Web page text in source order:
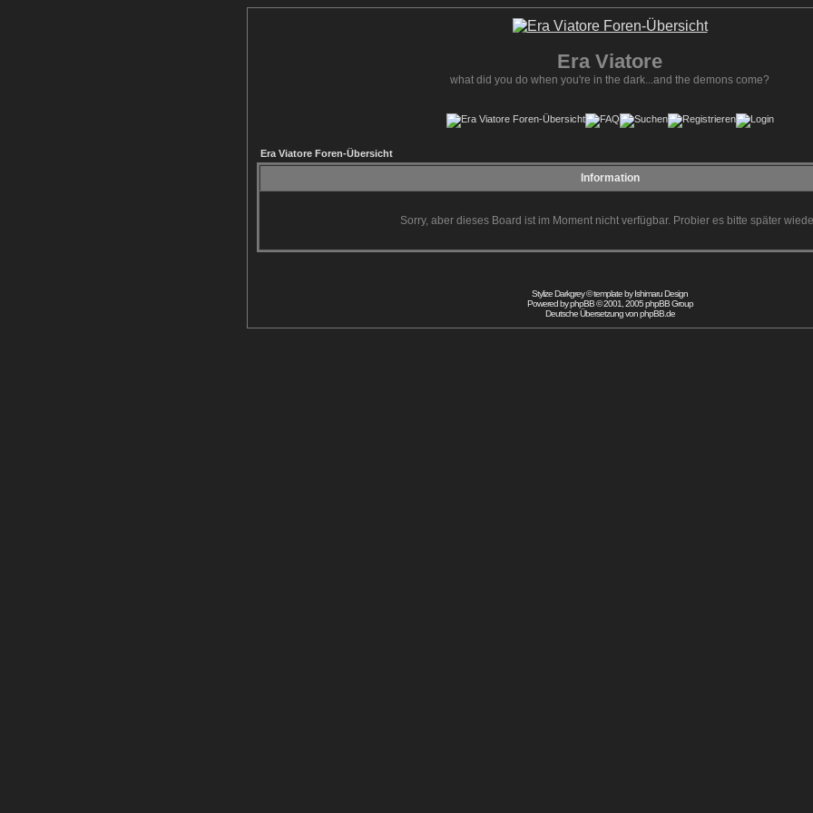
Era Viatore
what did you do when you're in the dark...and the demons come?
Era Viatore Foren-Übersicht
Information
Sorry, aber dieses Board ist im Moment nicht verfügbar. Probier es bitte später
Stylize Darkgrey © template byIshimaru Design
Powered byphpBB© 2001, 2005 phpBB Group
Deutsche Übersetzung vonphpBB.de